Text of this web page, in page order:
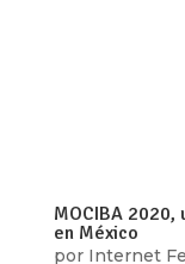
MOCIBA
en México
por Internet